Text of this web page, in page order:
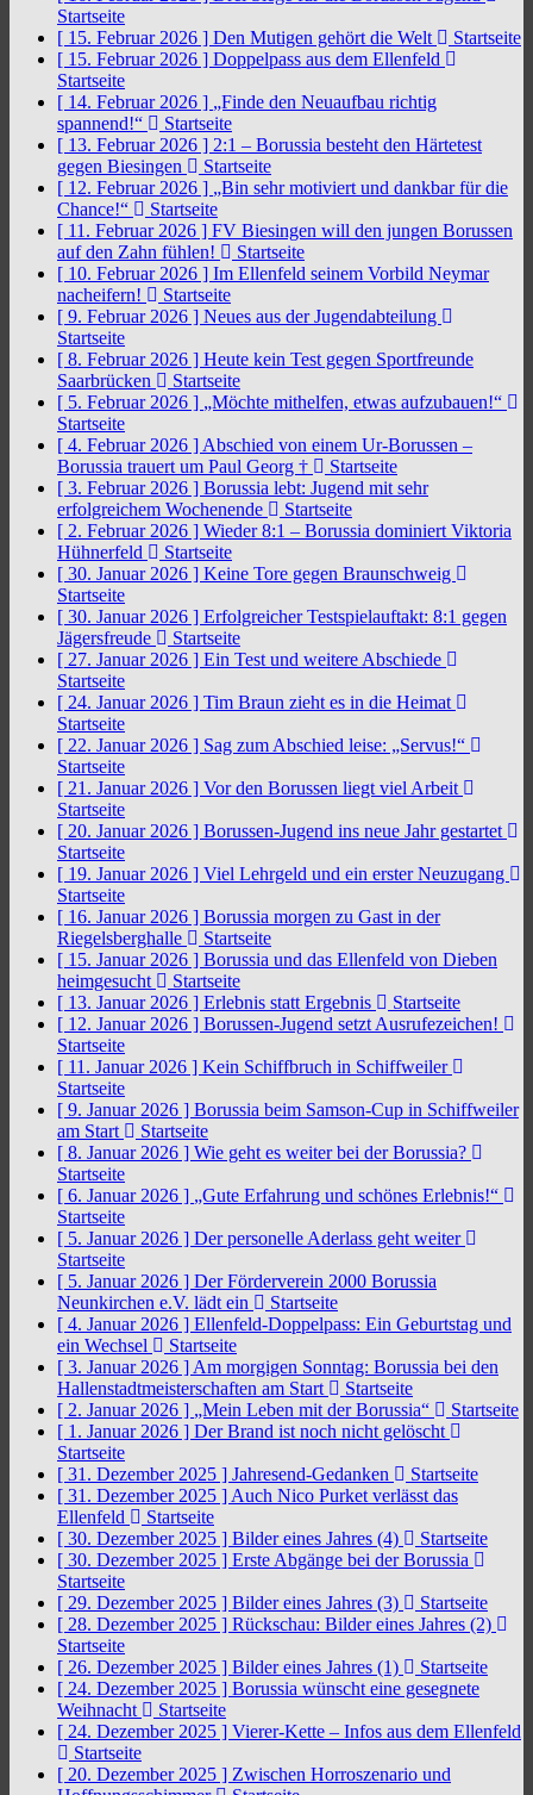
Startseite
[ 15. Februar 2026 ] Den Mutigen gehört die Welt
Startseite
[ 15. Februar 2026 ] Doppelpass aus dem Ellenfeld
Startseite
[ 14. Februar 2026 ] „Finde den Neuaufbau richtig
spannend!“
Startseite
[ 13. Februar 2026 ] 2:1 – Borussia besteht den Härtetest
gegen Biesingen
Startseite
[ 12. Februar 2026 ] „Bin sehr motiviert und dankbar für die
Chance!“
Startseite
[ 11. Februar 2026 ] FV Biesingen will den jungen Borussen
auf den Zahn fühlen!
Startseite
[ 10. Februar 2026 ] Im Ellenfeld seinem Vorbild Neymar
nacheifern!
Startseite
[ 9. Februar 2026 ] Neues aus der Jugendabteilung
Startseite
[ 8. Februar 2026 ] Heute kein Test gegen Sportfreunde
Saarbrücken
Startseite
[ 5. Februar 2026 ] „Möchte mithelfen, etwas aufzubauen!“
Startseite
[ 4. Februar 2026 ] Abschied von einem Ur-Borussen –
Borussia trauert um Paul Georg †
Startseite
[ 3. Februar 2026 ] Borussia lebt: Jugend mit sehr
erfolgreichem Wochenende
Startseite
[ 2. Februar 2026 ] Wieder 8:1 – Borussia dominiert Viktoria
Hühnerfeld
Startseite
[ 30. Januar 2026 ] Keine Tore gegen Braunschweig
Startseite
[ 30. Januar 2026 ] Erfolgreicher Testspielauftakt: 8:1 gegen
Jägersfreude
Startseite
[ 27. Januar 2026 ] Ein Test und weitere Abschiede
Startseite
[ 24. Januar 2026 ] Tim Braun zieht es in die Heimat
Startseite
[ 22. Januar 2026 ] Sag zum Abschied leise: „Servus!“
Startseite
[ 21. Januar 2026 ] Vor den Borussen liegt viel Arbeit
Startseite
[ 20. Januar 2026 ] Borussen-Jugend ins neue Jahr gestartet
Startseite
[ 19. Januar 2026 ] Viel Lehrgeld und ein erster Neuzugang
Startseite
[ 16. Januar 2026 ] Borussia morgen zu Gast in der
Riegelsberghalle
Startseite
[ 15. Januar 2026 ] Borussia und das Ellenfeld von Dieben
heimgesucht
Startseite
[ 13. Januar 2026 ] Erlebnis statt Ergebnis
Startseite
[ 12. Januar 2026 ] Borussen-Jugend setzt Ausrufezeichen!
Startseite
[ 11. Januar 2026 ] Kein Schiffbruch in Schiffweiler
Startseite
[ 9. Januar 2026 ] Borussia beim Samson-Cup in Schiffweiler
am Start
Startseite
[ 8. Januar 2026 ] Wie geht es weiter bei der Borussia?
Startseite
[ 6. Januar 2026 ] „Gute Erfahrung und schönes Erlebnis!“
Startseite
[ 5. Januar 2026 ] Der personelle Aderlass geht weiter
Startseite
[ 5. Januar 2026 ] Der Förderverein 2000 Borussia
Neunkirchen e.V. lädt ein
Startseite
[ 4. Januar 2026 ] Ellenfeld-Doppelpass: Ein Geburtstag und
ein Wechsel
Startseite
[ 3. Januar 2026 ] Am morgigen Sonntag: Borussia bei den
Hallenstadtmeisterschaften am Start
Startseite
[ 2. Januar 2026 ] „Mein Leben mit der Borussia“
Startseite
[ 1. Januar 2026 ] Der Brand ist noch nicht gelöscht
Startseite
[ 31. Dezember 2025 ] Jahresend-Gedanken
Startseite
[ 31. Dezember 2025 ] Auch Nico Purket verlässt das
Ellenfeld
Startseite
[ 30. Dezember 2025 ] Bilder eines Jahres (4)
Startseite
[ 30. Dezember 2025 ] Erste Abgänge bei der Borussia
Startseite
[ 29. Dezember 2025 ] Bilder eines Jahres (3)
Startseite
[ 28. Dezember 2025 ] Rückschau: Bilder eines Jahres (2)
Startseite
[ 26. Dezember 2025 ] Bilder eines Jahres (1)
Startseite
[ 24. Dezember 2025 ] Borussia wünscht eine gesegnete
Weihnacht
Startseite
[ 24. Dezember 2025 ] Vierer-Kette – Infos aus dem Ellenfeld
Startseite
[ 20. Dezember 2025 ] Zwischen Horroszenario und